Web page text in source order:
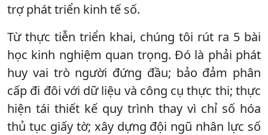
trợ phát triển kinh tế số.
Từ thực tiễn triển khai, chúng tôi rút ra 5 bài
học kinh nghiệm quan trọng. Đó là phải phát
huy vai trò người đứng đầu; bảo đảm phân
cấp đi đôi với dữ liệu và công cụ thực thi; thực
hiện tái thiết kế quy trình thay vì chỉ số hóa
thủ tục giấy tờ; xây dựng đội ngũ nhân lực số